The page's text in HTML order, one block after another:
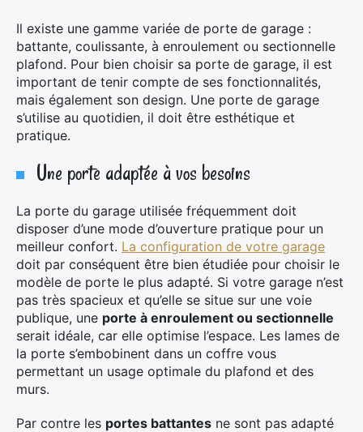
Il existe une gamme variée de porte de garage :
battante, coulissante, à enroulement ou sectionnelle
plafond. Pour bien choisir sa porte de garage, il est
important de tenir compte de ses fonctionnalités,
mais également son design. Une porte de garage
s’utilise au quotidien, il doit être esthétique et
pratique.
Une porte adaptée à vos besoins
La porte du garage utilisée fréquemment doit
disposer d’une mode d’ouverture pratique pour un
meilleur confort. La configuration de votre garage
doit par conséquent être bien étudiée pour choisir le
modèle de porte le plus adapté. Si votre garage n’est
pas très spacieux et qu’elle se situe sur une voie
publique, une porte à enroulement ou sectionnelle
serait idéale, car elle optimise l’espace. Les lames de
la porte s’embobinent dans un coffre vous
permettant un usage optimale du plafond et des
murs.
Par contre les portes battantes ne sont pas adapté